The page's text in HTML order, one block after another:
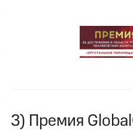
3) Премия